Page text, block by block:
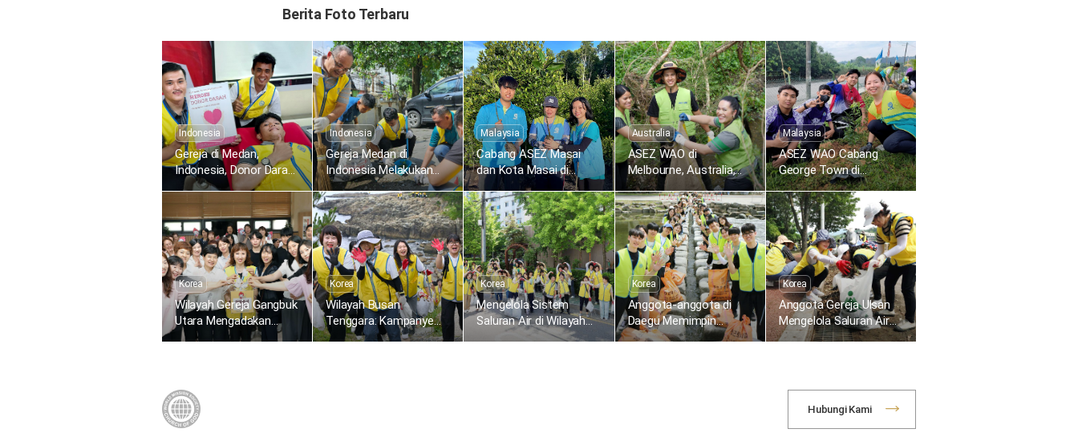
Berita Foto Terbaru
Indonesia
Gereja di Medan,
Indonesia, Donor Darah
Sedunia ke-1.634 untuk
Memberikan Kehidupan
Melalui Kasih Paskah
Indonesia
Gereja Medan di
Indonesia Melakukan
Pembersihan di
Kompeks Merbau Mas
Malaysia
Cabang ASEZ Masai
dan Kota Masai di
Malaysia Menanam Bibit
Bakau di Sungai Pulai
Australia
ASEZ WAO di
Melbourne, Australia,
Melaksanakan
Pembersihan di Dekat
Koonung Creek
Malaysia
ASEZ WAO Cabang
George Town di
Malaysia Menanam Bibit
Eugenia di Sekolah
Menengah Kebangsaan
Taman Widuri
Korea
Wilayah Gereja Gangbuk
Utara Mengadakan
Donor Darah di Pusat
Korea
Wilayah Busan
Tenggara: Kampanye
Menghapus Jejak
Korea
Mengelola Sistem
Saluran Air di Wilayah
Gangseo Menjelang
Korea
Anggota-anggota di
Daegu Memimpin
Kampanye Menghapus
Korea
Anggota Gereja Ulsan
Mengelola Saluran Air
untuk Pencegahan
Hubungi Kami